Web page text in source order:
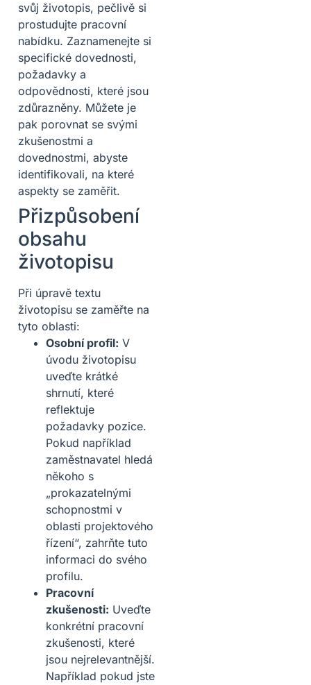
svůj životopis, pečlivě si
prostudujte pracovní
nabídku. Zaznamenejte si
specifické dovednosti,
požadavky a
odpovědnosti, které jsou
zdůrazněny. Můžete je
pak porovnat se svými
zkušenostmi a
dovednostmi, abyste
identifikovali, na které
aspekty se zaměřit.
Přizpůsobení
obsahu
životopisu
Při úpravě textu
životopisu se zaměřte na
tyto oblasti:
Osobní profil: V
úvodu životopisu
uveďte krátké
shrnutí, které
reflektuje
požadavky pozice.
Pokud například
zaměstnavatel hledá
někoho s
„prokazatelnými
schopnostmi v
oblasti projektového
řízení“, zahrňte tuto
informaci do svého
profilu.
Pracovní
zkušenosti: Uveďte
konkrétní pracovní
zkušenosti, které
jsou nejrelevantnější.
Například pokud jste